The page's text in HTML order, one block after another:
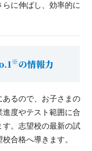
に伸ばし、効率的に
※の情報力
るので、お子さまの
度やテスト範囲に合
。志望校の最新の試
合格へ導きます。